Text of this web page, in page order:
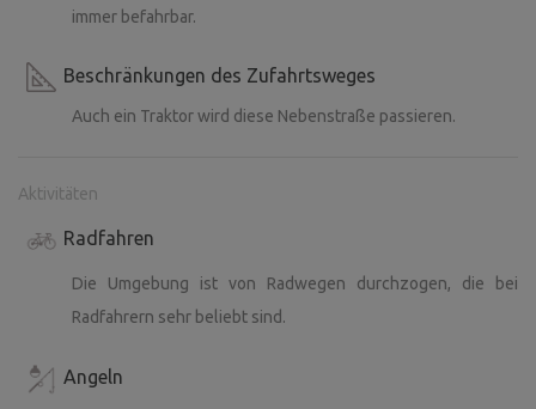
immer befahrbar.
Beschränkungen des Zufahrtsweges
Auch ein Traktor wird diese Nebenstraße passieren.
Aktivitäten
Radfahren
Die Umgebung ist von Radwegen durchzogen, die bei
Radfahrern sehr beliebt sind.
Angeln